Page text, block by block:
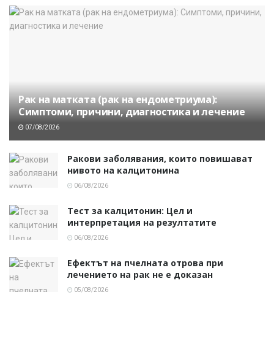
Рак на матката (рак на ендометриума):
Симптоми, причини, диагностика и лечение
07/08/2026
Ракови заболявания, които повишават
нивото на калцитонина
06/08/2026
Тест за калцитонин: Цел и
интерпретация на резултатите
06/08/2026
Ефектът на пчелната отрова при
лечението на рак не е доказан
05/08/2026